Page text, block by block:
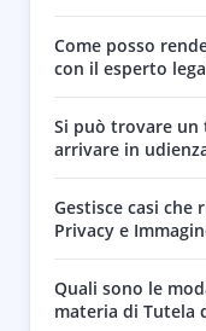
Come posso
con il esperto
Si può trovare un
arrivare in
Gestisce casi che
Privacy e
Quali sono le
materia di Tutela